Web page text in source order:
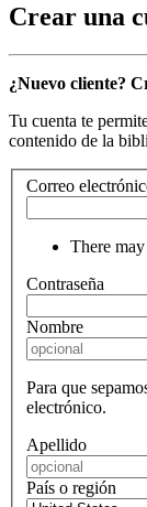
Crear una
¿Nuevo cliente?
Tu cuenta te
contenido de la
Correo
There
Contraseña
Nombre
Para que
electrónico.
Apellido
País o región